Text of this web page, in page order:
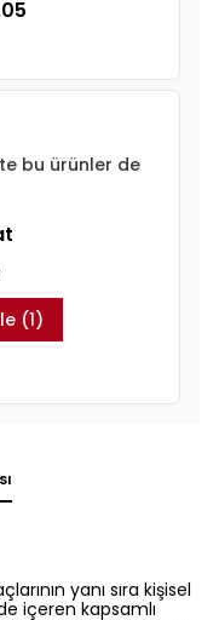
bu ürünler de
(1)
yanı sıra kişisel
içeren kapsamlı